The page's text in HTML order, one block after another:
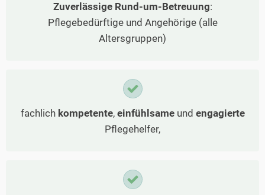
Zuverlässige Rund-um-Betreuung:
Pflegebedürftige und Angehörige (alle
Altersgruppen)
fachlich kompetente, einfühlsameund engagierte
Pflegehelfer,